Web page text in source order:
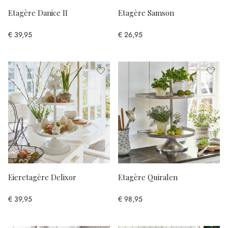
Etagère Danice II
€ 39,95
Etagère Samson
€ 26,95
Eieretagère Delixor
€ 39,95
Etagère Quiralen
€ 98,95